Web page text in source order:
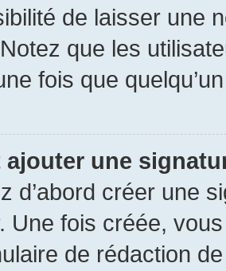
de laisser une
que les
fois que
ajouter une
d’abord créer une
Une fois créée,
de rédaction